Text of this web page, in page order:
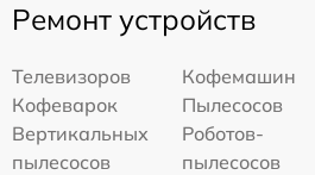
Ремонт устройств
Телевизоров
Кофемашин
Кофеварок
Пылесосов
Вертикальных
пылесосов
Роботов-
пылесосов